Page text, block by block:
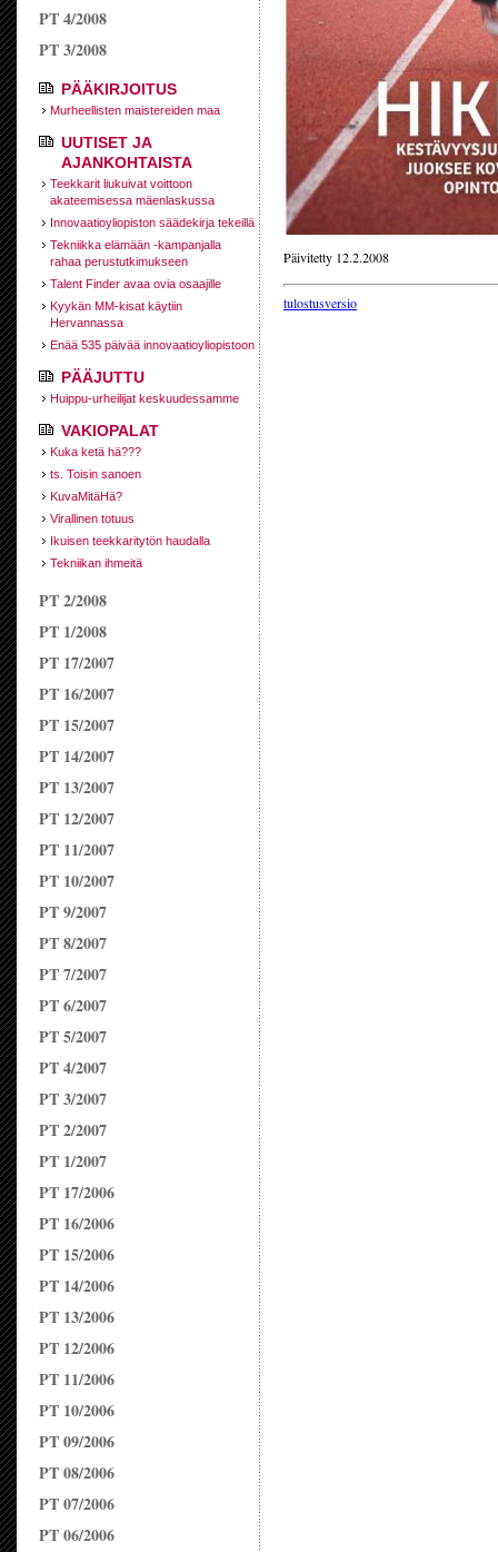
PT 4/2008
PT 3/2008
PÄÄKIRJOITUS
Murheellisten maistereiden maa
UUTISET JA
AJANKOHTAISTA
Teekkarit liukuivat voittoon
akateemisessa mäenlaskussa
Innovaatioyliopiston säädekirja tekeillä
Tekniikka elämään -kampanjalla
rahaa perustutkimukseen
Talent Finder avaa ovia osaajille
Kyykän MM-kisat käytiin
Hervannassa
Enää 535 päivää innovaatioyliopistoon
PÄÄJUTTU
Huippu-urheilijat keskuudessamme
VAKIOPALAT
Kuka ketä hä???
ts. Toisin sanoen
KuvaMitäHä?
Virallinen totuus
Ikuisen teekkaritytön haudalla
Tekniikan ihmeitä
PT 2/2008
PT 1/2008
PT 17/2007
PT 16/2007
PT 15/2007
PT 14/2007
PT 13/2007
PT 12/2007
PT 11/2007
PT 10/2007
PT 9/2007
PT 8/2007
PT 7/2007
PT 6/2007
PT 5/2007
PT 4/2007
PT 3/2007
PT 2/2007
PT 1/2007
PT 17/2006
PT 16/2006
PT 15/2006
PT 14/2006
PT 13/2006
PT 12/2006
PT 11/2006
PT 10/2006
PT 09/2006
PT 08/2006
PT 07/2006
PT 06/2006
Päivitetty 12.2.2008
tulostusversio